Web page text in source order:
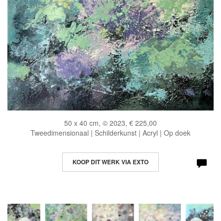
50 x 40 cm, © 2023, € 225,00
Tweedimensionaal | Schilderkunst | Acryl | Op doek
KOOP DIT WERK VIA EXTO